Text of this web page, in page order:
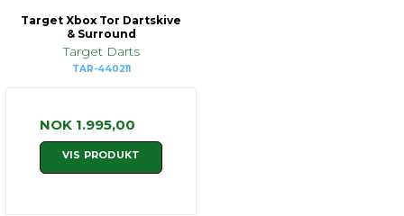
Target Xbox Tor Dartskive
& Surround
Target Darts
TAR-440211
NOK 1.995,00
VIS PRODUKT